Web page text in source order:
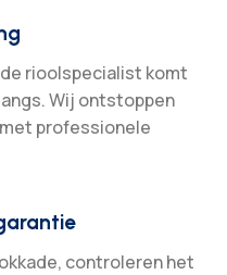
rioolspecialist komt
Wij ontstoppen
professionele
controleren het